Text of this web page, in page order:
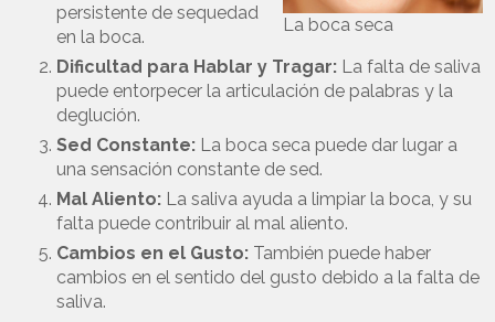
La boca seca
persistente de sequedad
en la boca.
Dificultad para Hablar y Tragar: La falta de saliva
puede entorpecer la articulación de palabras y la
deglución.
Sed Constante: La boca seca puede dar lugar a
una sensación constante de sed.
Mal Aliento: La saliva ayuda a limpiar la boca, y su
falta puede contribuir al mal aliento.
Cambios en el Gusto: También puede haber
cambios en el sentido del gusto debido a la falta de
saliva.